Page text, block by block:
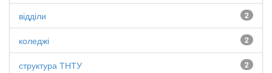
2
відділи
2
коледжі
2
структура ТНТУ